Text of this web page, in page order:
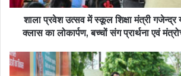
शाला प्रवेश उत्सव में स्कूल शिक्षा मंत्री गजेन्द्र
क्लास का लोकार्पण, बच्चों संग प्रार्थना एवं